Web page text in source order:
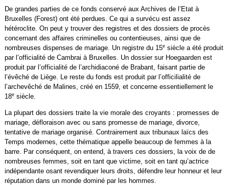
De grandes parties de ce fonds conservé aux Archives de l’Etat à
Bruxelles (Forest) ont été perdues. Ce qui a survécu est assez
hétéroclite. On peut y trouver des registres et des dossiers de procès
concernant des affaires criminelles ou contentieuses, ainsi que de
nombreuses dispenses de mariage. Un registre du 15esiècle a été produit
par l’officialité de Cambrai à Bruxelles. Un dossier sur Hoegaarden est
produit par l’officialité de l’archidiaconé de Brabant, faisant partie de
l’évêché de Liège. Le reste du fonds est produit par l’officilialité de
l’archevêché de Malines, créé en 1559, et concerne essentiellement le
18esiècle.
La plupart des dossiers traite la vie morale des croyants : promesses de
mariage, défloraison avec ou sans promesse de mariage, divorce,
tentative de mariage organisé. Contrairement aux tribunaux laïcs des
Temps modernes, cette thématique appelle beaucoup de femmes à la
barre. Par conséquent, on entend, à travers ces dossiers, la voix de de
nombreuses femmes, soit en tant que victime, soit en tant qu’actrice
indépendante osant revendiquer leurs droits, défendre leur honneur et leur
réputation dans un monde dominé par les hommes.